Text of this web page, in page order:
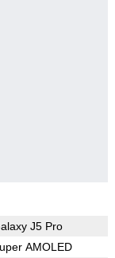
J5 Pro
AMOLED